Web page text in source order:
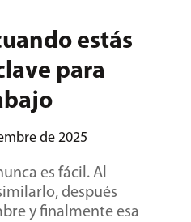
estás
para
de 2025
es fácil. Al
después
y finalmente esa